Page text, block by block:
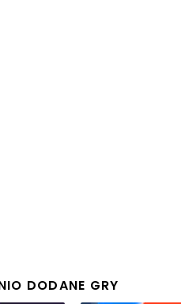
DODANE GRY